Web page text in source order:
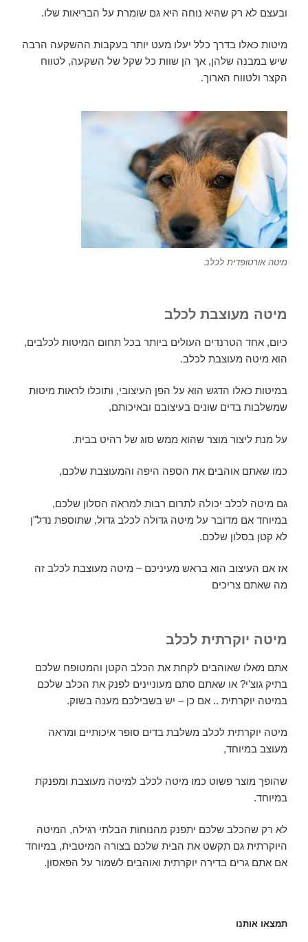
ובעצם לא רק שהיא נוחה היא גם שומרת על הבריאות שלו.
מיטות כאלו בדרך כלל יעלו מעט יותר בעקבות ההשקעה הרבה
שיש במבנה שלהן, אך הן שוות כל שקל של השקעה, לטווח
הקצר ולטווח הארוך.
מיטה אורטופדית לכלב
מיטה מעוצבת לכלב
כיום, אחד הטרנדים העולים ביותר בכל תחום המיטות לכלבים,
הוא מיטה מעוצבת לכלב.
במיטות כאלו הדגש הוא על הפן העיצובי, ותוכלו לראות מיטות
שמשלבות בדים שונים בעיצובם ובאיכותם,
על מנת ליצור מוצר שהוא ממש סוג של רהיט בבית.
כמו שאתם אוהבים את הספה היפה והמעוצבת שלכם,
גם מיטה לכלב יכולה לתרום רבות למראה הסלון שלכם,
במיוחד אם מדובר על מיטה גדולה לכלב גדול, שתוספת נדל"ן
לא קטן בסלון שלכם.
אז אם העיצוב הוא בראש מעיניכם – מיטה מעוצבת לכלב זה
מה שאתם צריכים
מיטה יוקרתית לכלב
אתם מאלו שאוהבים לקחת את הכלב הקטן והמטופח שלכם
בתיק גוצ'י? או שאתם סתם מעוניינים לפנק את הכלב שלכם
במיטה יוקרתית .. אם כן – יש בשבילכם מענה בשוק.
מיטה יוקרתית לכלב משלבת בדים סופר איכותיים ומראה
מעוצב במיוחד,
שהופך מוצר פשוט כמו מיטה לכלב למיטה מעוצבת ומפנקת
במיוחד.
לא רק שהכלב שלכם יתפנק מהנוחות הבלתי רגילה, המיטה
היוקרתית גם תקשט את הבית שלכם בצורה המיטבית, במיוחד
אם אתם גרים בדירה יוקרתית ואוהבים לשמור על הפאסון.
תמצאו אותנו